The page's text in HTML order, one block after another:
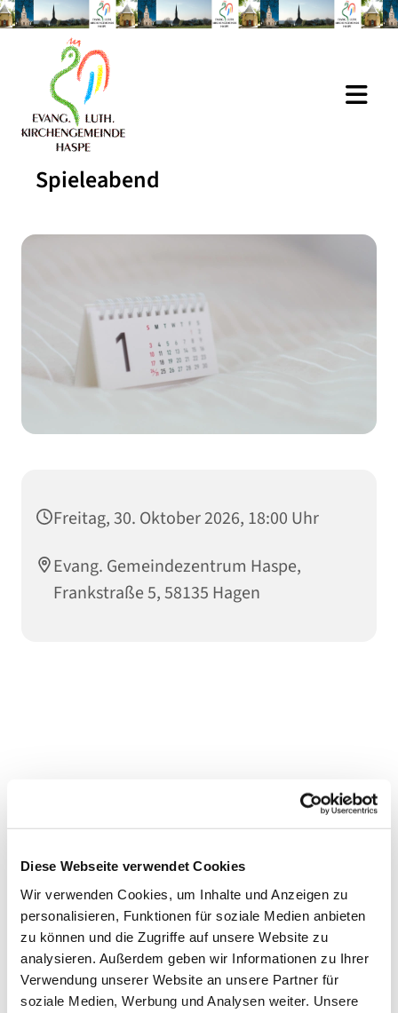
Diese Webseite verwendet Cookies
Wir verwenden Cookies, um Inhalte und Anzeigen zu
personalisieren, Funktionen für soziale Medien anbieten
zu können und die Zugriffe auf unsere Website zu
analysieren. Außerdem geben wir Informationen zu Ihrer
Verwendung unserer Website an unsere Partner für
soziale Medien, Werbung und Analysen weiter. Unsere
Spieleabend
Freitag, 30. Oktober 2026, 18:00 Uhr
Evang. Gemeindezentrum Haspe,
Frankstraße 5, 58135 Hagen